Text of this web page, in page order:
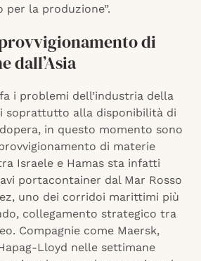
per la produzione”.
di
dall’Asia
i problemi dell’industria della
soprattutto alla disponibilità di
in questo momento sono
di materie
Israele e Hamas sta infatti
portacontainer dal Mar Rosso
uno dei corridoi marittimi più
collegamento strategico tra
Compagnie come Maersk,
Lloyd nelle settimane